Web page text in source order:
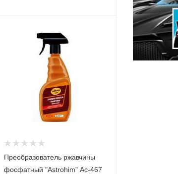
Преобразователь ржавчины
фосфатный "Astrohim" Ас-467